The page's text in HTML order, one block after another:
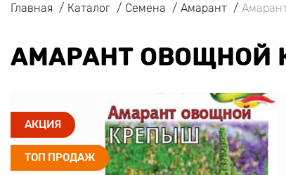
Главная Каталог Семена Амарант
АМАРАНТ ОВОЩНОЙ
АКЦИЯ
ТОП ПРОДАЖ